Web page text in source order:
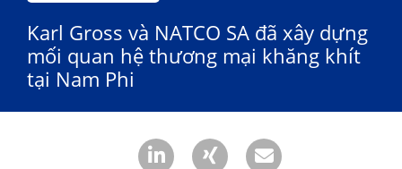
Karl Gross và NATCO SA đã xây dựng
mối quan hệ thương mại khăng khít
tại Nam Phi